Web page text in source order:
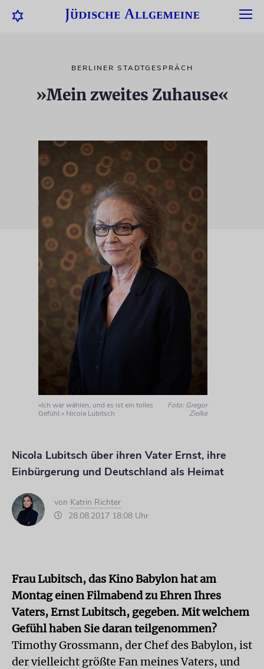
BERLINER STADTGESPRÄCH
»Mein zweites Zuhause«
»Ich war wählen, und es ist ein tolles
Gefühl.« Nicola Lubitsch
Foto: Gregor
Zielke
Nicola Lubitsch über ihren Vater Ernst, ihre
Einbürgerung und Deutschland als Heimat
von Katrin Richter
28.08.2017 18:08 Uhr
Frau Lubitsch, das Kino Babylon hat am
Montag einen Filmabend zu Ehren Ihres
Vaters, Ernst Lubitsch, gegeben. Mit welchem
Gefühl haben Sie daran teilgenommen?
Timothy Grossmann, der Chef des Babylon, ist
der vielleicht größte Fan meines Vaters, und